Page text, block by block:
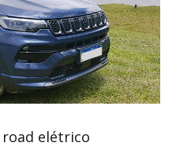
road elétrico